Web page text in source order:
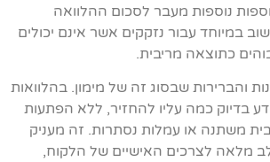
נוספות מעבר לסכום ההלוואה
במיוחד עבור נזקקים אשר אינם יכולים
כתוצאה מריבית.
והברירות שבסוג זה של מימון. בהלוואות
בדיוק כמה עליו להחזיר, ללא הפתעות
משתנה או עמלות נסתרות. זה מעניק
מלאה לצרכים האישיים של הלקוח,